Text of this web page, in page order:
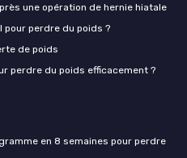
une opération de hernie hiatale
pour perdre du poids ?
de poids
perdre du poids efficacement ?
en 8 semaines pour perdre